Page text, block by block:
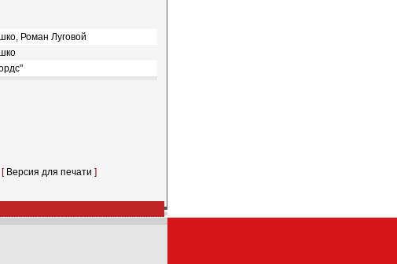
Роман Луговой
[ Версия для печати ]